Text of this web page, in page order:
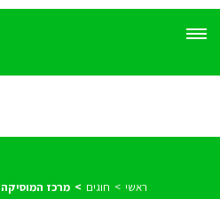
ראשי חוגים מרכז המוסיקה -